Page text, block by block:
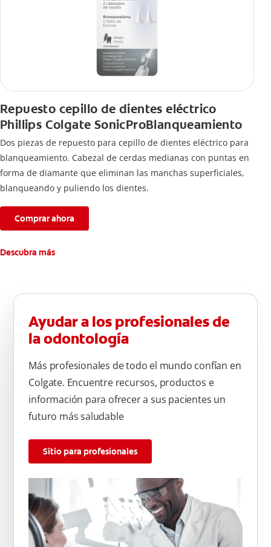
Repuesto cepillo de dientes eléctrico
Phillips Colgate SonicProBlanqueamiento
Dos piezas de repuesto para cepillo de dientes eléctrico para
blanqueamiento. Cabezal de cerdas medianas con puntas en
forma de diamante que eliminan las manchas superficiales,
blanqueando y puliendo los dientes.
Comprar ahora
Descubra más
Ayudar a los profesionales de
la odontología
Más profesionales de todo el mundo confían en
Colgate. Encuentre recursos, productos e
información para ofrecer a sus pacientes un
futuro más saludable
Sitio para profesionales